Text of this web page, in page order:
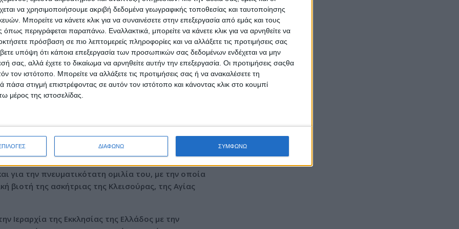
να χρησιμοποιήσουμε ακριβή δεδομένα γεωγραφικής τοποθεσίας και ταυτοποίησης
Μπορείτε να κάνετε κλικ για να συναινέσετε στην επεξεργασία από εμάς και τους
περιγράφεται παραπάνω. Εναλλακτικά, μπορείτε να κάνετε κλικ για να αρνηθείτε να
πρόσβαση σε πιο λεπτομερείς πληροφορίες και να αλλάξετε τις προτιμήσεις σας
υπόψη ότι κάποια επεξεργασία των προσωπικών σας δεδομένων ενδέχεται να μην
σας, αλλά έχετε το δικαίωμα να αρνηθείτε αυτήν την επεξεργασία. Οι προτιμήσεις σαςθα
τον ιστότοπο. Μπορείτε να αλλάξετε τις προτιμήσεις σας ή να ανακαλέσετε τη
στιγμή επιστρέφοντας σε αυτόν τον ιστότοπο και κάνοντας κλικ στο κουμπί
μέρος της ιστοσελίδας.
ΔΙΑΦΩΝΩ ΣΥΜΦΩΝΩ
η ανδρεία, η υπομονή. Ιδιαιτέρως αναφέρθηκε στην αγάπη
πολλές φορές και την ενίσχυε στον αγώνα της και
Αγαπούσε επίσης πολύ τους Αγίους και κυρίως τον Άγιο
Μηνά.
στην Αγία Σοφία ιδιαίτερες ευλογίες και εμπειρίες, όπως
συναρπαγής.
και οι ασκητικοί της αγώνες και τα κατορθώματα της
μία μικρή ομιλία. Προσπάθησα να μεταφέρω στην αγάπη
στοιχεία από την ασκητική και πονεμένη, λαμπερή
Σεβασμιώτατος και ευχήθηκε η Αγία Σοφία να πρεσβεύει
και Ακαρνανίας κ. Δαμασκηνός ευχαρίστησε τον
για την πνευματικότατη ομιλία του, με την οποία
βιοτή της ασκήτριας της Κλεισούρας, της Αγίας
Ιεραρχία της Εκκλησίας της Ελλάδος με την